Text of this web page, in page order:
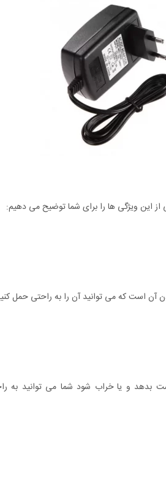
این ویژگی ها را برای شما توضیح می دهیم:
است که می توانید آن را به راحتی حمل
بدهد و یا خراب شود شما می توانید به